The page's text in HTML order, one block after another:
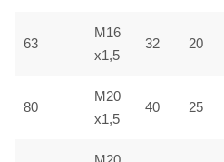
63
M16
x1,5
32 20
80
M20
x1,5
40 25